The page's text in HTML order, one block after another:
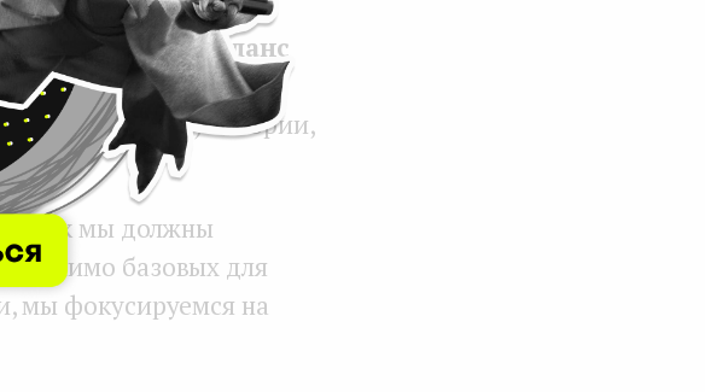
правильный баланс
Поэтому мы
Content) истории,
сами.
мы должны
Помимо базовых для
мы фокусируемся на